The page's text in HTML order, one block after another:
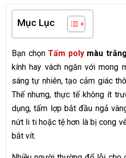
Mục Lục
Bạn chọnTấm polymàu
kính hay vách ngăn với mong
sáng tự nhiên, tạo cảm giác
Thế nhưng, thực tế không ít
dụng, tấm lợp bắt đầu ngả
nứt li ti hoặc tệ hơn là bị cong
bắt vít.